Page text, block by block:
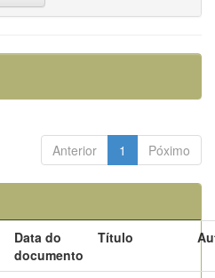
Anterior 1 Póximo
Data do
documento
Título